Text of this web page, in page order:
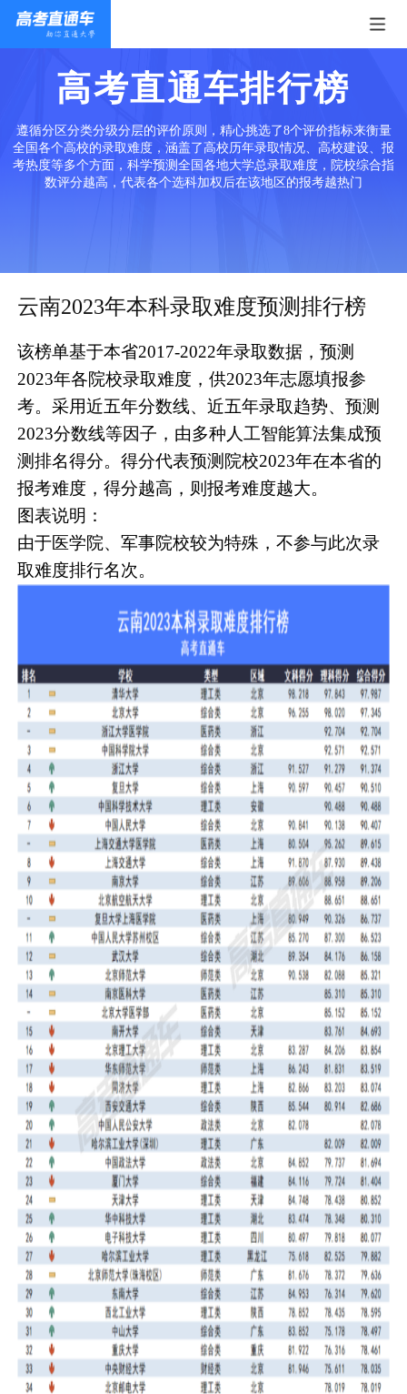
高考直通车排行榜
遵循分区分类分级分层的评价原则，精心挑选了8个评价指标来衡量
全国各个高校的录取难度，涵盖了高校历年录取情况、高校建设、报
考热度等多个方面，科学预测全国各地大学总录取难度，院校综合指
数评分越高，代表各个选科加权后在该地区的报考越热门
云南2023年本科录取难度预测排行榜
该榜单基于本省2017-2022年录取数据，预测
2023年各院校录取难度，供2023年志愿填报参
考。采用近五年分数线、近五年录取趋势、预测
2023分数线等因子，由多种人工智能算法集成预
测排名得分。得分代表预测院校2023年在本省的
报考难度，得分越高，则报考难度越大。
图表说明：
由于医学院、军事院校较为特殊，不参与此次录
取难度排行名次。